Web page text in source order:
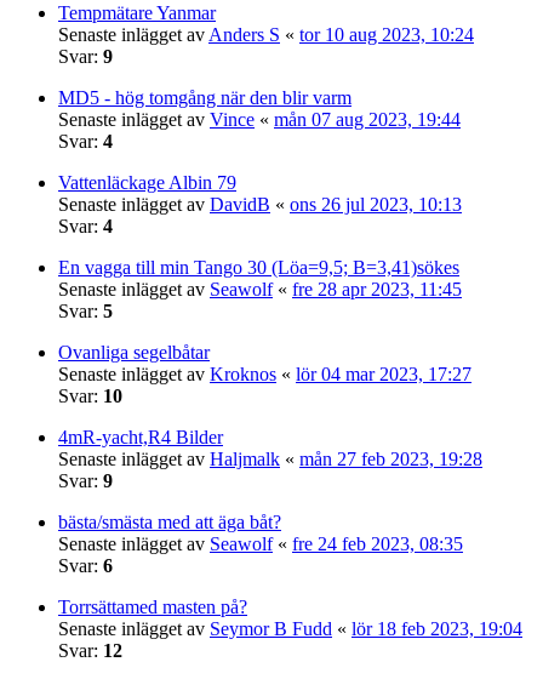
Tempmätare Yanmar
Senaste inlägget av Anders S « tor 10 aug 2023, 10:24
Svar: 9
MD5 - hög tomgång när den blir varm
Senaste inlägget av Vince « mån 07 aug 2023, 19:44
Svar: 4
Vattenläckage Albin 79
Senaste inlägget av DavidB « ons 26 jul 2023, 10:13
Svar: 4
En vagga till min Tango 30 (Löa=9,5; B=3,41)sökes
Senaste inlägget av Seawolf« fre 28 apr 2023, 11:45
Svar: 5
Ovanliga segelbåtar
Senaste inlägget av Kroknos « lör 04 mar 2023, 17:27
Svar: 10
4mR-yacht,R4 Bilder
Senaste inlägget av Haljmalk « mån 27 feb 2023, 19:28
Svar: 9
bästa/smästa med att äga båt?
Senaste inlägget av Seawolf« fre 24 feb 2023, 08:35
Svar: 6
Torrsättamed masten på?
Senaste inlägget av Seymor B Fudd « lör 18 feb 2023, 19:04
Svar: 12